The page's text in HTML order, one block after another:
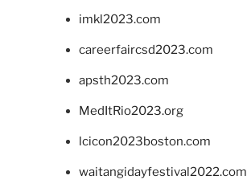
imkl2023.com
careerfaircsd2023.com
apsth2023.com
MedItRio2023.org
lcicon2023boston.com
waitangidayfestival2022.com